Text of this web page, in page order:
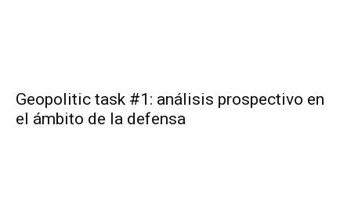
Geopolitic task #1: análisis prospectivo en
el ámbito de la defensa